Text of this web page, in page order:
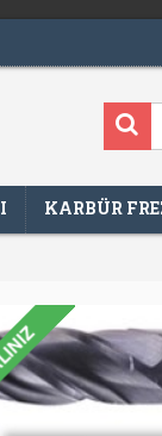
KARBÜR